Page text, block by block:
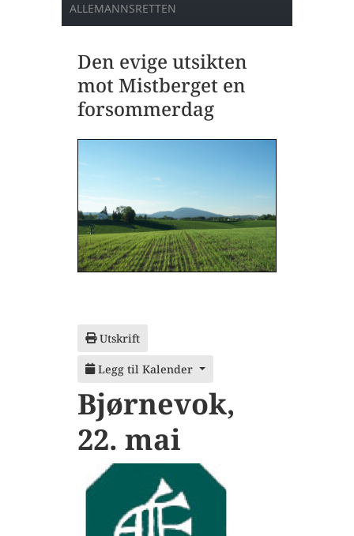
ALLEMANNSRETTEN
Den evige utsikten
mot Mistberget en
forsommerdag
Utskrift
Legg til Kalender
Bjørnevok,
22. mai